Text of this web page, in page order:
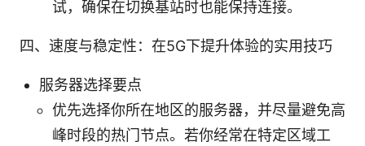
试，确保在切换基站时也能保持连接。
四、速度与稳定性：在5G下提升体验的实用技巧
服务器选择要点
优先选择你所在地区的服务器，并尽量避免高
峰时段的热门节点。若你经常在特定区域工